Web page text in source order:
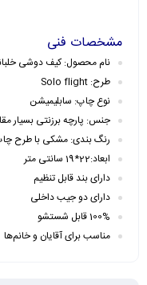
مشخصات فنی
نام محصول: کیف دوشی
طرح: Solo flight
نوع چاپ: سابلیمیشن
جنس: پارچه برزنتی بسیار
رنگ بندی: مشکی با طرح
ابعاد:22*19 سانتی متر
دارای بند قابل تنظیم
دارای دو جیب داخلی
100% قابل شستشو
مناسب برای آقایان و خانم‌ها